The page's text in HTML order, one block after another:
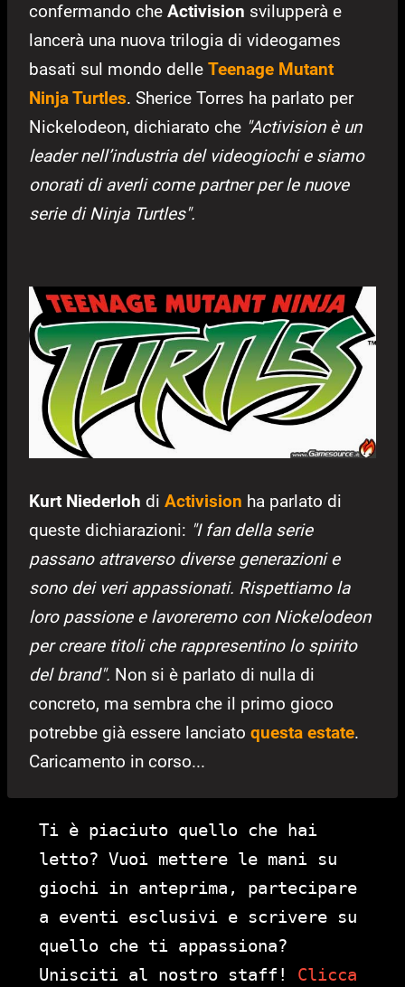
confermando che Activision svilupperà e
lancerà una nuova trilogia di videogames
basati sul mondo delle Teenage Mutant
Ninja Turtles. Sherice Torres ha parlato per
Nickelodeon, dichiarato che "Activision è un
leader nell’industria del videogiochi e siamo
onorati di averli come partner per le nuove
serie di Ninja Turtles".
Kurt Niederloh di Activision ha parlato di
queste dichiarazioni: "I fan della serie
passano attraverso diverse generazioni e
sono dei veri appassionati. Rispettiamo la
loro passione e lavoreremo con Nickelodeon
per creare titoli che rappresentino lo spirito
del brand". Non si è parlato di nulla di
concreto, ma sembra che il primo gioco
potrebbe già essere lanciato questa estate.
Caricamento in corso...
Ti è piaciuto quello che hai
letto? Vuoi mettere le mani su
giochi in anteprima, partecipare
a eventi esclusivi e scrivere su
quello che ti appassiona?
Unisciti al nostro staff! Clicca